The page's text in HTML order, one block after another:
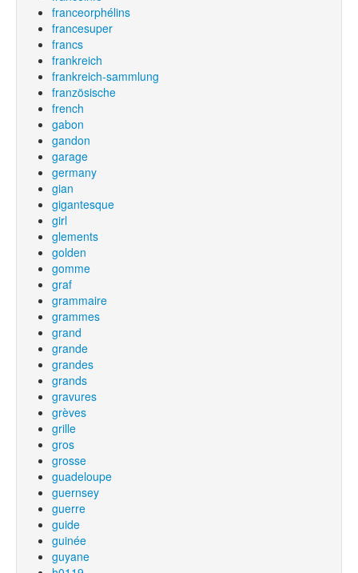
franceorphélins
francesuper
francs
frankreich
frankreich-sammlung
französische
french
gabon
gandon
garage
germany
gian
gigantesque
girl
glements
golden
gomme
graf
grammaire
grammes
grand
grande
grandes
grands
gravures
grèves
grille
gros
grosse
guadeloupe
guernsey
guerre
guide
guinée
guyane